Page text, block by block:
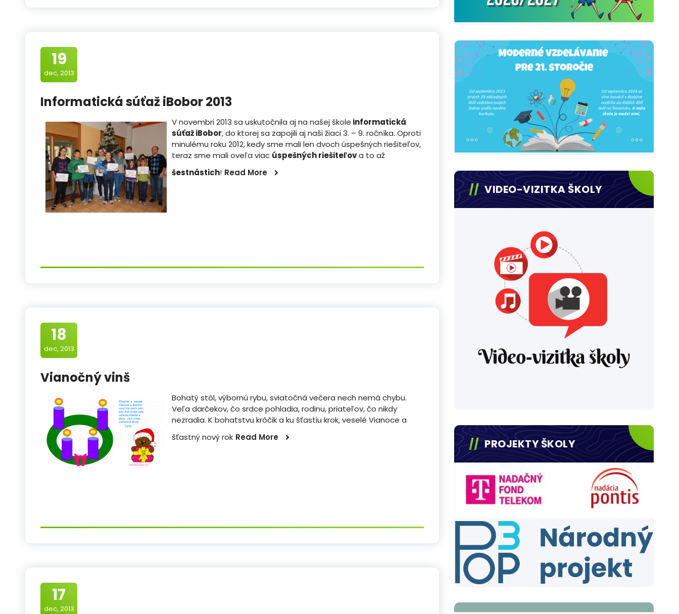
19
dec, 2013
Informatická súťaž iBobor 2013
V novembri 2013 sa uskutočnila aj na našej škole informatická
súťaž iBobor, do ktorej sa zapojili aj naši žiaci 3. – 9. ročníka. Oproti
minulému roku 2012, kedy sme mali len dvoch úspešných riešiteľov,
teraz sme mali oveľa viac úspešných riešiteľova to až
šestnástich! Read More
18
dec, 2013
Vianočný vinš
Bohatý stôl, výbornú rybu, sviatočná večera nech nemá chybu.
Veľa darčekov, čo srdce pohladia, rodinu, priateľov, čo nikdy
nezradia. K bohatstvu krôčik a ku šťastiu krok, veselé Vianoce a
šťastný nový rok Read More
17
dec, 2013
VIDEO-VIZITKA ŠKOLY
PROJEKTY ŠKOLY